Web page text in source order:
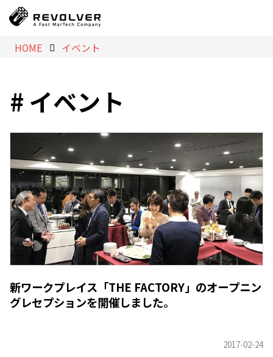
HOME イベント
イベント
新ワークプレイス「THE FACTORY」のオープニン
グレセプションを開催しました。